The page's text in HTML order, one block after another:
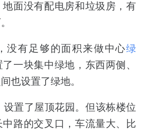
面没有配电房和垃圾房，有
没有足够的面积来做中心绿
了一块集中绿地，东西两侧、
也设置了绿地。
设置了屋顶花园。 但该栋楼位
路的交叉口，车流量大、比